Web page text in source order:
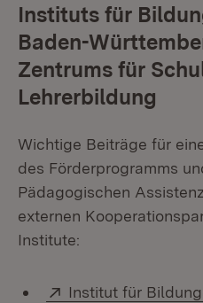
Instituts für
Baden-
Zentrums für
Lehrerbildung
Wichtige Beiträge für
des Förderprogramms
Pädagogischen
externen
Institute:
Extern:
Institut für